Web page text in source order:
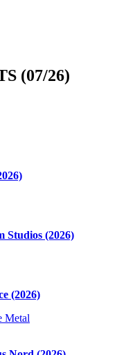
(07/26)
Studios (2026)
(2026)
Metal